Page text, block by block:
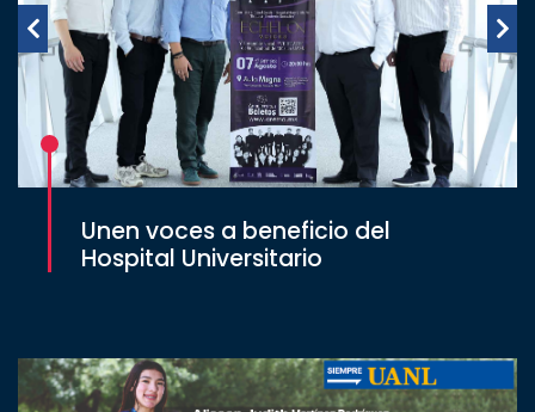
Unen voces a beneficio del
Hospital Universitario